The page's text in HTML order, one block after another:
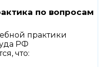
по вопросам
практики
РФ
что: